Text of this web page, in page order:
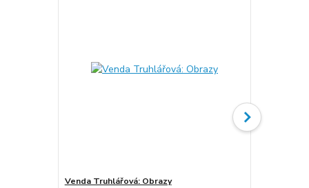
Venda Truhlářová: Obrazy